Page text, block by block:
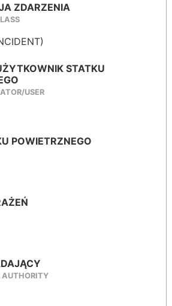
ZDARZENIA
STATKU
USER
POWIETRZNEGO
AUTHORITY